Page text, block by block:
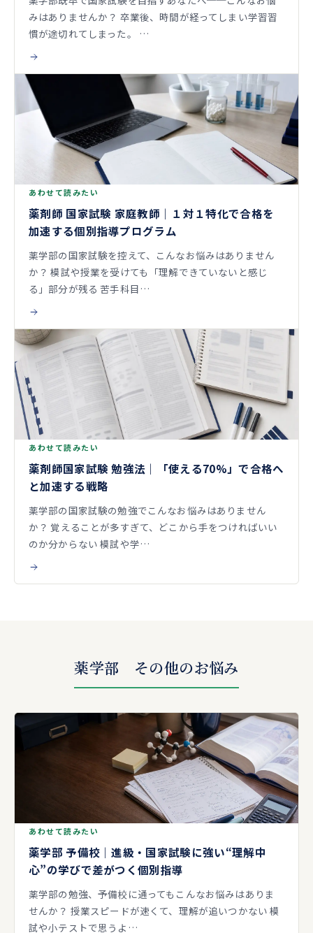
みはありませんか？ 卒業後、時間が経ってしまい学習習
慣が途切れてしまった。 …
あわせて読みたい
薬剤師 国家試験 家庭教師｜１対１特化で合格を
加速する個別指導プログラム
薬学部の国家試験を控えて、こんなお悩みはありません
か？ 模試や授業を受けても「理解できていないと感じ
る」部分が残る 苦手科目…
あわせて読みたい
薬剤師国家試験 勉強法｜「使える70%」で合格へ
と加速する戦略
薬学部の国家試験の勉強でこんなお悩みはありません
か？ 覚えることが多すぎて、どこから手をつければいい
のか分からない 模試や学…
薬学部 その他のお悩み
あわせて読みたい
薬学部 予備校｜進級・国家試験に強い“理解中
心”の学びで差がつく個別指導
薬学部の勉強、予備校に通ってもこんなお悩みはありま
せんか？ 授業スピードが速くて、理解が追いつかない 模
試や小テストで思うよ…